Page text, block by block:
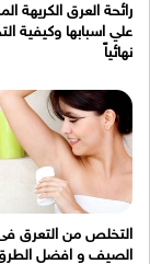
رائحة العرق الكريهة
علي اسبابها وكيفية
نهائياً
التخلص من التعرق
الصيف و افضل الطرق